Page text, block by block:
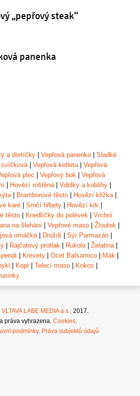
„pepřový steak“
panenka
a dortíčky | Vepřová panenka | Sladké
| Vepřová kotleta | Vepřová
plec | Vepřový bok | Vepřová
| Hovězí roštěná | Vdolky a koblihy |
| Bramborové těsto | Hovězí kližka |
karé | Srnčí hřbety | Hovězí krk |
těsto | Knedlíčky do polévek | Vrchní
na šlehání | Vepřové maso | Žloutek |
omáčka | Droždí | Sýr Parmazán |
| Rajčatový protlak | Rukola | Želatina |
| Krevety | Ocet Balsamico | Mák |
| Kopr| Telecí maso | Kokos |
VLTAVA LABE MEDIA a.s.,
2017.
práva vyhrazena. Cookies
podmínky. Práva subjektů údajů